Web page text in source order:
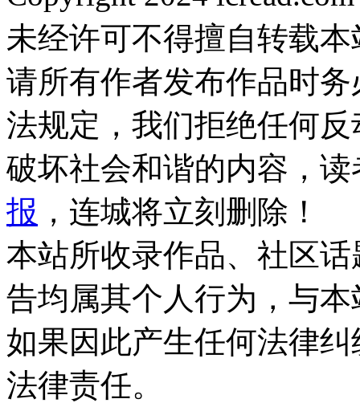
未经许可不得擅自转载
请所有作者发布作品时
法规定，我们拒绝任何
破坏社会和谐的内容，
报 ，连城将立刻删除！
本站所收录作品、社区
告均属其个人行为，与
如果因此产生任何法律
法律责任。